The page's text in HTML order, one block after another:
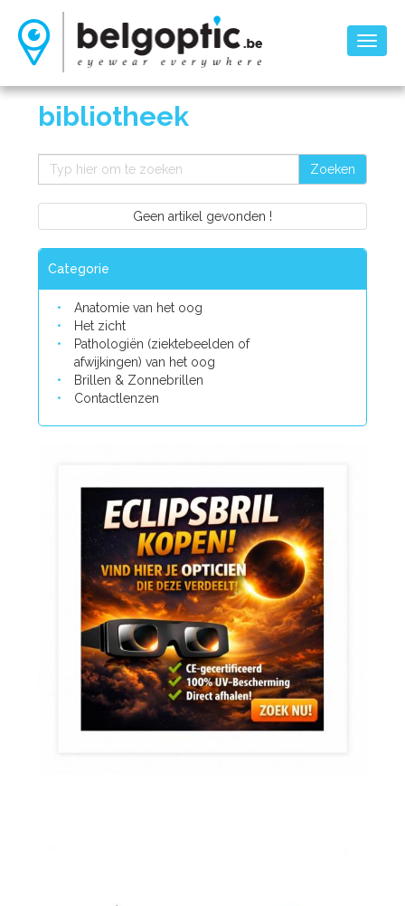
bibliotheek
Zoeken
Geen artikel gevonden !
Categorie
Anatomie van het oog
Het zicht
Pathologiën (ziektebeelden of
afwijkingen) van het oog
Brillen & Zonnebrillen
Contactlenzen